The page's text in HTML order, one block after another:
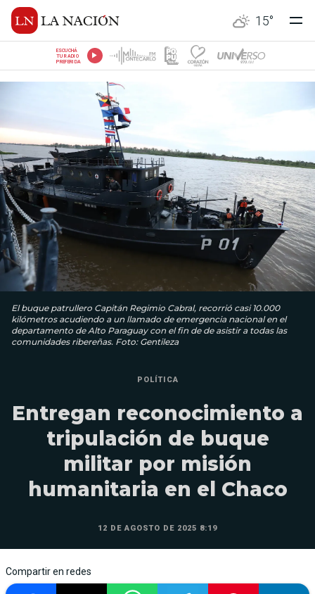
15°
ESCUCHÁ
TU RADIO
PREFERIDA
El buque patrullero Capitán Regimio Cabral, recorrió casi 10.000
kilómetros acudiendo a un llamado de emergencia nacional en el
departamento de Alto Paraguay con el fin de de asistir a todas las
comunidades ribereñas. Foto: Gentileza
POLÍTICA
Entregan reconocimiento a
tripulación de buque
militar por misión
humanitaria en el Chaco
12 DE AGOSTO DE 2025 8:19
Compartir en redes